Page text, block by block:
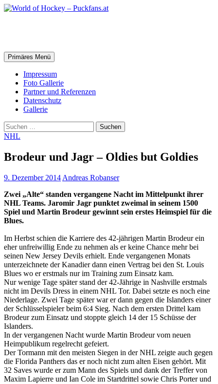
Zum
Suchen
Primäres Menü
Impressum
Foto Gallerie
Partner und Referenzen
Datenschutz
Gallerie
Suchen
nach:
NHL
Brodeur und Jagr – Oldies but Goldies
9. Dezember 2014 Andreas Robanser
Zwei „Alte“ standen vergangene Nacht im Mittelpunkt ihrer
NHL Teams. Jaromir Jagr punktet zweimal in seinem 1500
Spiel und Martin Brodeur gewinnt sein erstes Heimspiel für die
Blues.
Im Herbst schien die Karriere des 42-jährigen Martin Brodeur ein
eher unfreiwillig Ende zu nehmen als er keine Chance mehr bei
seinen New Jersey Devils erhielt. Ende vergangenen Monats
unterzeichnete der Kanadier dann einen Vertrag bei den St. Louis
Blues wo er erstmals nur im Training zum Einsatz kam.
Nur wenige Tage später stand der 42-Jährige in Nashville erstmals
nicht im Devils Dress in einem NHL Tor. Dabei setzte es noch eine
Niederlage. Zwei Tage später war er dann gegen die Islanders einer
der Schlüsselspieler beim 6:4 Sieg. Nach dem ersten Drittel kam
Brodeur zum Einsatz und stoppte gleich 14 der 15 Schüsse der
Islanders.
In der vergangenen Nacht wurde Martin Brodeur vom neuen
Heimpublikum regelrecht gefeiert.
Der Tormann mit den meisten Siegen in der NHL zeigte auch gegen
die Florida Panthers das er noch nicht zum alten Eisen gehört. Mit
32 Saves wurde er zum Mann des Spiels und dank der Treffer von
Maxim Lapierre und Ian Cole im Startdrittel sowie Chris Porter und